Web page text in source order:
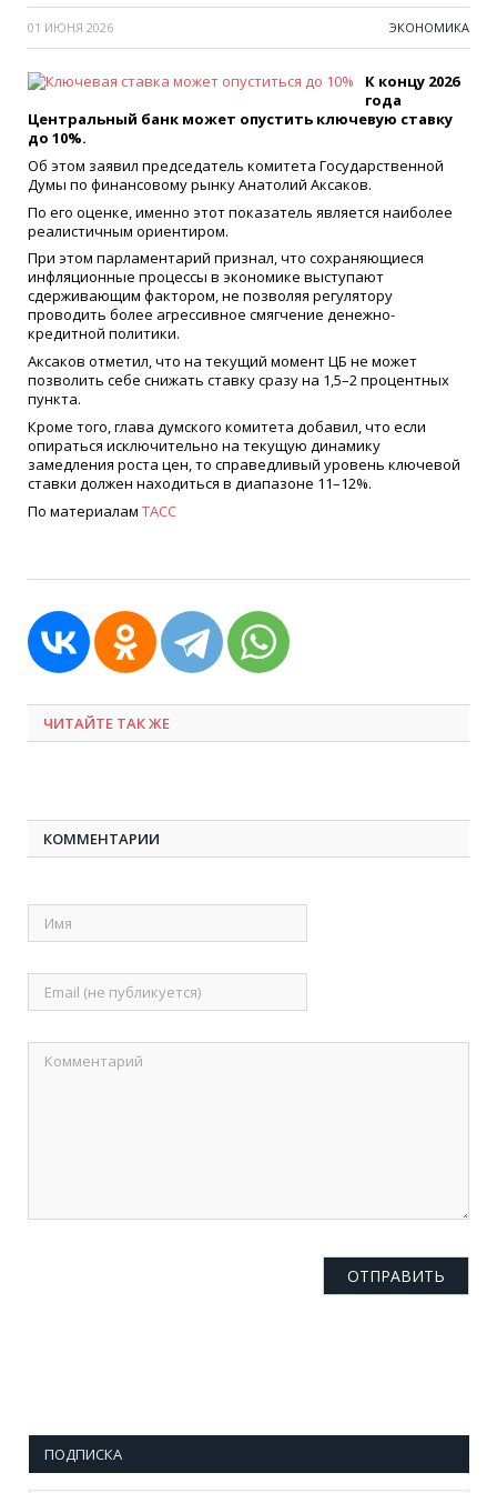
01 ИЮНЯ 2026 ЭКОНОМИКА
К концу 2026
года
Центральный банк может опустить ключевую ставку
до 10%.
Об этом заявил председатель комитета Государственной
Думы по финансовому рынку Анатолий Аксаков.
По его оценке, именно этот показатель является наиболее
реалистичным ориентиром.
При этом парламентарий признал, что сохраняющиеся
инфляционные процессы в экономике выступают
сдерживающим фактором, не позволяя регулятору
проводить более агрессивное смягчение денежно-
кредитной политики.
Аксаков отметил, что на текущий момент ЦБ не может
позволить себе снижать ставку сразу на 1,5–2 процентных
пункта.
Кроме того, глава думского комитета добавил, что если
опираться исключительно на текущую динамику
замедления роста цен, то справедливый уровень ключевой
ставки должен находиться в диапазоне 11–12%.
По материалам ТАСС
ЧИТАЙТЕ ТАК ЖЕ
КОММЕНТАРИИ
ПОДПИСКА